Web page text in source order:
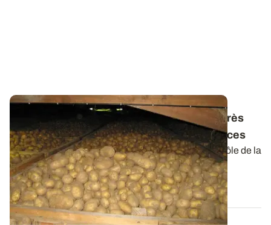
Antigerminatif des pommes de terre - L’après
CIPC : points réglementaire et conséquences
L’utilisation du chlorprophame (CIPC) pour le contrôle de la
germination des pommes de...
13 MARS 2026